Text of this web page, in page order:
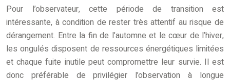
Pour l’observateur, cette période de transition est
intéressante, à condition de rester très attentif au risque de
dérangement. Entre la fin de l’automne et le cœur de l’hiver,
les ongulés disposent de ressources énergétiques limitées
et chaque fuite inutile peut compromettre leur survie. Il est
donc préférable de privilégier l’observation à longue